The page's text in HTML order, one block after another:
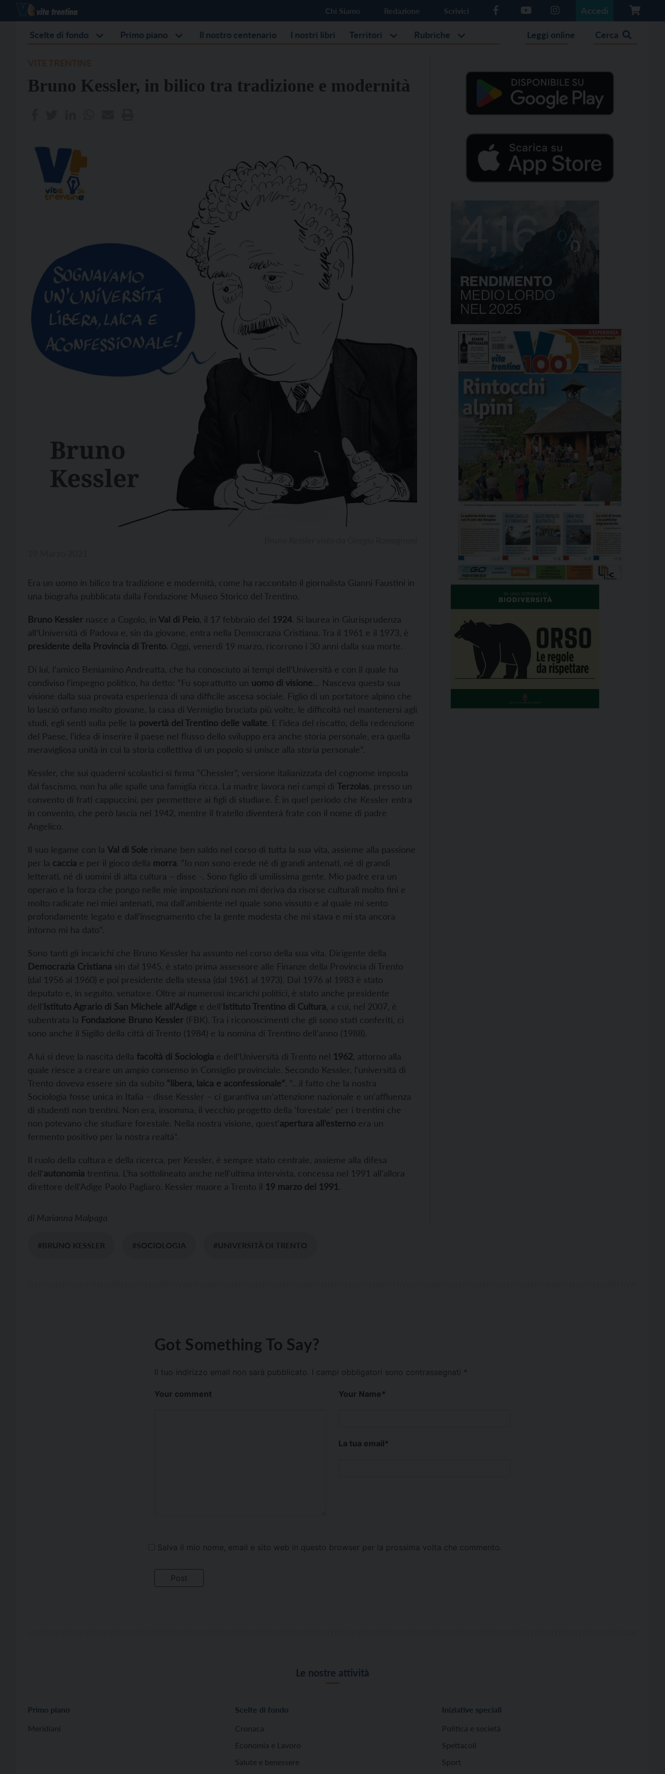
Chi Siamo Redazione Scrivici Accedi
Scelte di fondo Primo piano Il nostro centenario I nostri libri Territori Rubriche Leggi online Cerca
Bruno Kessler, in bilico tra tradizione e modernità
Era un uomo in bilico tra tradizione e modernità, come ha raccontato il giornalista Gianni Faustini in
una biografia pubblicata dalla Fondazione Museo Storico del Trentino.
Bruno Kessler nasce a Cogolo, in Val di Peio , il 17 febbraio del 1924. Si laurea in Giurisprudenza
all’Università di Padova e, sin da giovane, entra nella Democrazia Cristiana. Tra il 1961 e il 1973, è
presidente della Provincia di Trento. Oggi, venerdì 19 marzo, ricorrono i 30 anni dalla sua morte.
Di lui, l’amico Beniamino Andreatta, che ha conosciuto ai tempi dell’Università e con il quale ha
condiviso l’impegno politico, ha detto: “Fu soprattutto un uomo di visione… Nasceva questa sua
visione dalla sua provata esperienza di una difficile ascesa sociale. Figlio di un portatore alpino che
lo lasciò orfano molto giovane, la casa di Vermiglio bruciata più volte, le difficoltà nel mantenersi agli
studi, egli sentì sulla pelle la povertà del Trentino delle vallate. E l’idea del riscatto, della redenzione
del Paese, l’idea di inserire il paese nel flusso dello sviluppo era anche storia personale, era quella
meravigliosa unità in cui la storia collettiva di un popolo si unisce alla storia personale”.
Kessler, che sui quaderni scolastici si firma “Chessler”, versione italianizzata del cognome imposta
dal fascismo, non ha alle spalle una famiglia ricca. La madre lavora nei campi di Terzolas , presso un
convento di frati cappuccini, per permettere ai figli di studiare. È in quel periodo che Kessler entra
in convento, che però lascia nel 1942, mentre il fratello diventerà frate con il nome di padre
Angelico.
Il suo legame con la Val di Sole rimane ben saldo nel corso di tutta la sua vita, assieme alla passione
per la caccia e per il gioco della morra. “Io non sono erede né di grandi antenati, né di grandi
letterati, né di uomini di alta cultura – disse -. Sono figlio di umilissima gente. Mio padre era un
operaio e la forza che pongo nelle mie impostazioni non mi deriva da risorse culturali molto fini e
molto radicate nei miei antenati, ma dall’ambiente nel quale sono vissuto e al quale mi sento
profondamente legato e dall’insegnamento che la gente modesta che mi stava e mi sta ancora
intorno mi ha dato”.
Sono tanti gli incarichi che Bruno Kessler ha assunto nel corso della sua vita. Dirigente della
Democrazia Cristiana sin dal 1945, è stato prima assessore alle Finanze della Provincia di Trento
(dal 1956 al 1960) e poi presidente della stessa (dal 1961 al 1973). Dal 1976 al 1983 è stato
deputato e, in seguito, senatore. Oltre ai numerosi incarichi politici, è stato anche presidente
dell’Istituto Agrario di San Michele all’Adige e dell’Istituto Trentino di Cultura , a cui, nel 2007, è
subentrata la Fondazione Bruno Kessler (FBK). Tra i riconoscimenti che gli sono stati conferiti, ci
sono anche il Sigillo della città di Trento (1984) e la nomina di Trentino dell’anno (1988).
A lui si deve la nascita della facoltà di Sociologia e dell’Università di Trento nel 1962 , attorno alla
quale riesce a creare un ampio consenso in Consiglio provinciale. Secondo Kessler, l’università di
Trento doveva essere sin da subito “libera, laica e aconfessionale”. “…il fatto che la nostra
Sociologia fosse unica in Italia – disse Kessler – ci garantiva un’attenzione nazionale e un’affluenza
di studenti non trentini. Non era, insomma, il vecchio progetto della ‘forestale’ per i trentini che
non potevano che studiare forestale. Nella nostra visione, quest’apertura all’esterno era un
fermento positivo per la nostra realtà”.
Il ruolo della cultura e della ricerca, per Kessler, è sempre stato centrale, assieme alla difesa
dell’autonomia trentina. L’ha sottolineato anche nell’ultima intervista, concessa nel 1991 all’allora
direttore dell’Adige Paolo Pagliaro. Kessler muore a Trento il 19 marzo del 1991.
di Marianna Malpaga
#BRUNO KESSLER #SOCIOLOGIA #UNIVERSITÀ DI TRENTO
Got Something To Say?
Il tuo indirizzo email non sarà pubblicato. I campi obbligatori sono contrassegnati *
Your comment Your Name*
La tua email*
Salva il mio nome, email e sito web in questo browser per la prossima volta che commento.
Le nostre attività
Primo piano
Meridiani
Scelte di fondo
Cronaca
Economia e Lavoro
Salute e benessere
Iniziative speciali
Politica e società
Spettacoli
Sport